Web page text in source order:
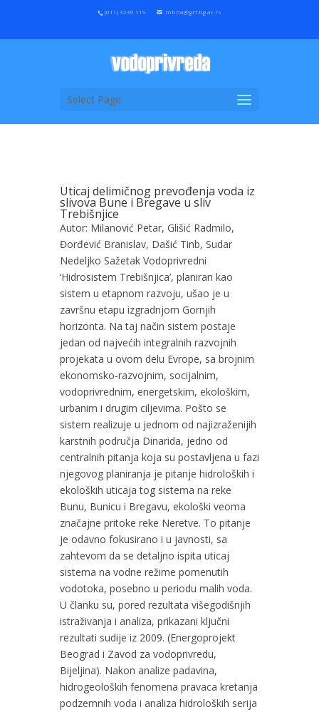
(011) 3230 119 mtina@grf.bg.ac.rs
Select Page
Uticaj delimičnog prevođenja voda iz
slivova Bune i Bregave u sliv
Trebišnjice
Autor: Milanović Petar, Glišić Radmilo,
Đorđević Branislav, Dašić Tinb, Sudar
Nedeljko Sažetak Vodoprivredni
‘Hidrosistem Trebišnjica’, planiran kao
sistem u etapnom razvoju, ušao je u
završnu etapu izgradnjom Gornjih
horizonta. Na taj način sistem postaje
jedan od najvećih integralnih razvojnih
projekata u ovom delu Evrope, sa brojnim
ekonomsko-razvojnim, socijalnim,
vodoprivrednim, energetskim, ekološkim,
urbanim i drugim ciljevima. Pošto se
sistem realizuje u jednom od najizraženijih
karstnih područja Dinarida, jedno od
centralnih pitanja koja su postavljena u fazi
njegovog planiranja je pitanje hidroloških i
ekoloških uticaja tog sistema na reke
Bunu, Bunicu i Bregavu, ekološki veoma
značajne pritoke reke Neretve. To pitanje
je odavno fokusirano i u javnosti, sa
zahtevom da se detaljno ispita uticaj
sistema na vodne režime pomenutih
vodotoka, posebno u periodu malih voda.
U članku su, pored rezultata višegodišnjih
istraživanja i analiza, prikazani ključni
rezultati sudije iz 2009. (Energoprojekt
Beograd i Zavod za vodoprivredu,
Bijeljina). Nakon analize padavina,
hidrogeoloških fenomena pravaca kretanja
podzemnih voda i analiza hidroloških serija